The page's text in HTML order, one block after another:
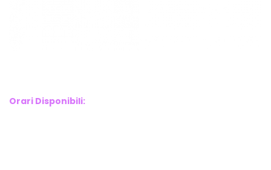
Orari Disponibili: